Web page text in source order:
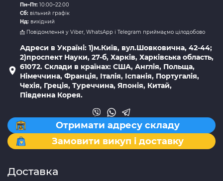
Пн–Пт: 10:00–22:00
Сб: вільний графік
Нд: вихідний
📩 Повідомлення у Viber, WhatsApp і Telegram приймаємо цілодобово
Адреси в Україні: 1)м.Київ, вул.Шовковична, 42-44;
2)проспект Науки, 27-б, Харків, Харківська область,
61072. Склади в країнах: США, Англія, Польща,
Німеччина, Франція, Італія, Іспанія, Португалія,
Чехія, Греція, Туреччина, Японія, Китай,
Південна Корея.
Отримати адресу складу
Замовити викуп і доставку
Доставка